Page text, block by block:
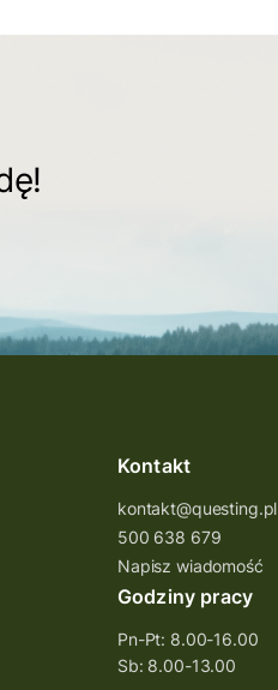
Kontakt
kontakt@questing.pl
500 638 679
Napisz wiadomość
Godziny pracy
Pn-Pt: 8.00-16.00
Sb: 8.00-13.00